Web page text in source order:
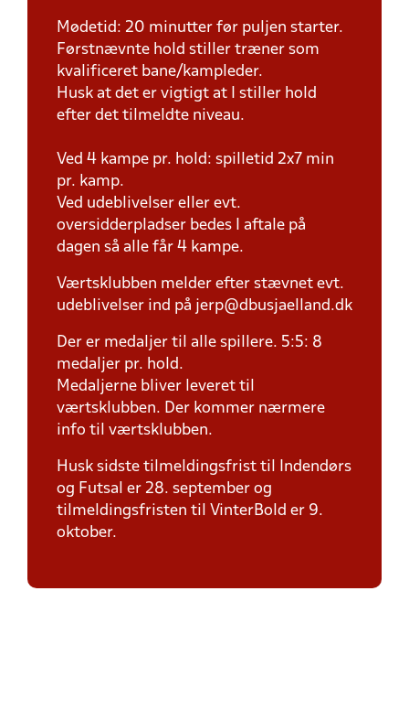
Mødetid: 20 minutter før puljen starter.
Førstnævnte hold stiller træner som
kvalificeret bane/kampleder.
Husk at det er vigtigt at I stiller hold
efter det tilmeldte niveau.
Ved 4 kampe pr. hold: spilletid 2x7 min
pr. kamp.
Ved udeblivelser eller evt.
oversidderpladser bedes I aftale på
dagen så alle får 4 kampe.
Værtsklubben melder efter stævnet evt.
udeblivelser ind på jerp@dbusjaelland.dk
Der er medaljer til alle spillere. 5:5: 8
medaljer pr. hold.
Medaljerne bliver leveret til
værtsklubben. Der kommer nærmere
info til værtsklubben.
Husk sidste tilmeldingsfrist til Indendørs
og Futsal er 28. september og
tilmeldingsfristen til VinterBold er 9.
oktober.